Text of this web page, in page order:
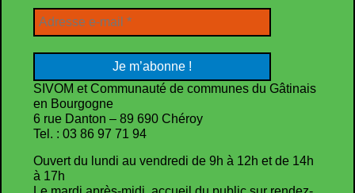
SIVOM et Communauté de communes du Gâtinais
en Bourgogne
6 rue Danton – 89 690 Chéroy
Tel. : 03 86 97 71 94
Ouvert du lundi au vendredi de 9h à 12h et de 14h
à 17h